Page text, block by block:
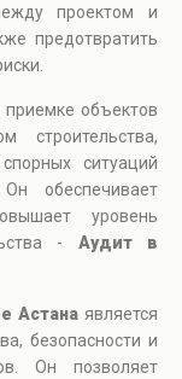
проектом и
предотвратить
приемке объектов
строительства,
ситуаций
обеспечивает
уровень
- Аудит в
Астана является
безопасности и
Он позволяет